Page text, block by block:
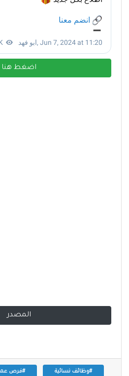
اضغط هنا
المصدر
#وظائف نسائية #فرص